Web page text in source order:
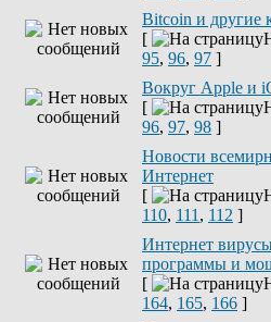
Bitcoin и другие
[
95, 96, 97 ]
Вокруг Apple и
[
96, 97, 98 ]
Новости
Интернет
[
110, 111 , 112 ]
Интернет
программы и
[
164, 165, 166 ]